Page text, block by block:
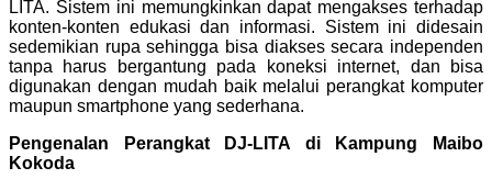
LITA. Sistem ini memungkinkan dapat mengakses terhadap
konten-konten edukasi dan informasi. Sistem ini didesain
sedemikian rupa sehingga bisa diakses secara independen
tanpa harus bergantung pada koneksi internet, dan bisa
digunakan dengan mudah baik melalui perangkat komputer
maupun smartphone yang sederhana.
Pengenalan Perangkat DJ-LITA di Kampung Maibo
Kokoda